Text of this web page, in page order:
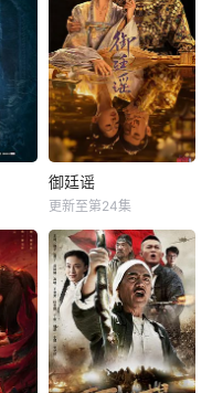
御廷谣
更新至第24集